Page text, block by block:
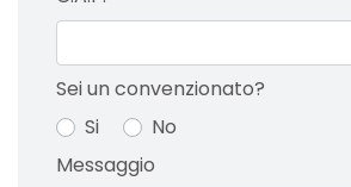
Sei un convenzionato?
Si
No
Messaggio